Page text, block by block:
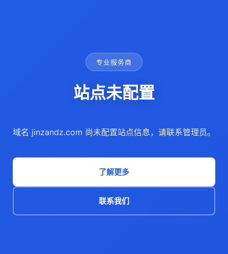
专业服务商
站点未配置
域名 jinzandz.com 尚未配置站点信息，请联系管理员。
了解更多
联系我们